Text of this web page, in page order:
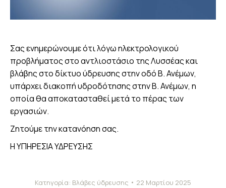
Σας ενημερώνουμε ότι λόγω ηλεκτρολογικού
προβλήματος στο αντλιοστάσιο της Λυσσέας και
βλάβης στο δίκτυο ύδρευσης στην οδό Β. Ανέμων,
υπάρχει διακοπή υδροδότησης στην Β. Ανέμων, η
οποία θα αποκατασταθεί μετά το πέρας των
εργασιών.
Ζητούμε την κατανόηση σας.
Η ΥΠΗΡΕΣΙΑ ΥΔΡΕΥΣΗΣ
Κατηγορία: Βλάβες ύδρευσης 22 Μαρτίου 2025